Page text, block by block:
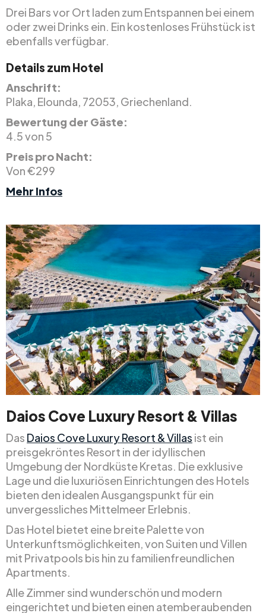
Drei Bars vor Ort laden zum Entspannen bei einem
oder zwei Drinks ein. Ein kostenloses Frühstück ist
ebenfalls verfügbar.
Details zum Hotel
Anschrift:
Plaka, Elounda, 72053, Griechenland.
Bewertung der Gäste:
4.5 von 5
Preis pro Nacht:
Von €299
Mehr Infos
Daios Cove Luxury Resort & Villas
Das Daios Cove Luxury Resort & Villas ist ein
preisgekröntes Resort in der idyllischen
Umgebung der Nordküste Kretas. Die exklusive
Lage und die luxuriösen Einrichtungen des Hotels
bieten den idealen Ausgangspunkt für ein
unvergessliches Mittelmeer Erlebnis.
Das Hotel bietet eine breite Palette von
Unterkunftsmöglichkeiten, von Suiten und Villen
mit Privatpools bis hin zu familienfreundlichen
Apartments.
Alle Zimmer sind wunderschön und modern
eingerichtet und bieten einen atemberaubenden